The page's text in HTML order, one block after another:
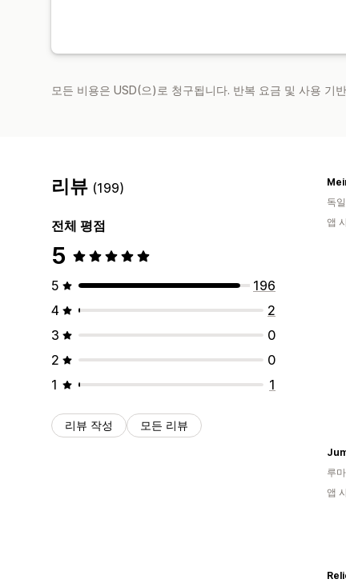
모든 비용은 USD(으)로 청구됩니다. 반복 요금 및 사용 기
리뷰 (199)
전체 평점
5
5
196
4
2
3
0
2
0
1
1
리뷰 작성 모든 리뷰
독일
앱
루
앱